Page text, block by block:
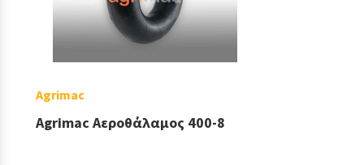
Agrimac
Agrimac Αεροθάλαμος 400-8